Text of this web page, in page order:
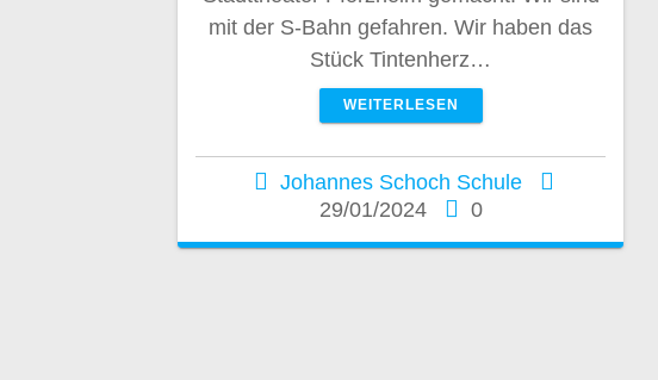
mit der S-Bahn gefahren. Wir haben das
Stück Tintenherz…
WEITERLESEN
Johannes Schoch Schule
29/01/2024
0